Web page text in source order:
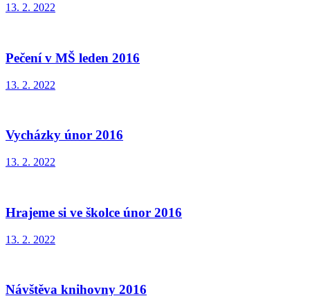
13. 2. 2022
Pečení v MŠ leden 2016
13. 2. 2022
Vycházky únor 2016
13. 2. 2022
Hrajeme si ve školce únor 2016
13. 2. 2022
Návštěva knihovny 2016